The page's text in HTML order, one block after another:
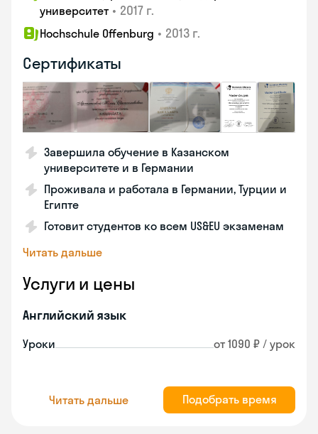
университет • 2017 г.
Hochschule Offenburg • 2013 г.
Сертификаты
Завершила обучение в Казанском
университете и в Германии
Проживала и работала в Германии, Турции и
Египте
Готовит студентов ко всем US&EU экзаменам
Читать дальше
Услуги и цены
Английский язык
Уроки от 1090 ₽ / урок
Читать дальше Подобрать время